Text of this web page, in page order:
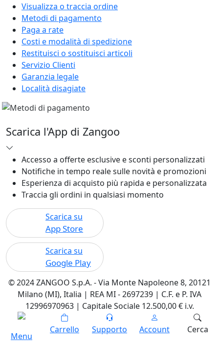
Visualizza o traccia ordine
Metodi di pagamento
Paga a rate
Costi e modalità di spedizione
Restituisci o sostituisci articoli
Servizio Clienti
Garanzia legale
Località disagiate
Scarica l'App di Zangoo
Accesso a offerte esclusive e sconti personalizzati
Notifiche in tempo reale sulle novità e promozioni
Esperienza di acquisto più rapida e personalizzata
Traccia gli ordini in qualsiasi momento
Scarica su
App Store
Scarica su
Google Play
© 2024 ZANGOO S.p.A. - Via Monte Napoleone 8, 20121
Milano (MI), Italia | REA MI - 2697239 | C.F. e P. IVA
12996970963 | Capitale Sociale 12.500,00 € i.v.
Menu
Carrello Supporto Account Cerca